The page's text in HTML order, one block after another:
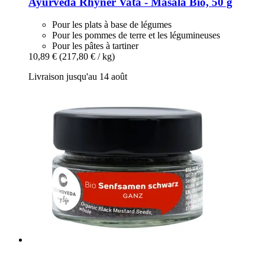
Pour les plats à base de légumes
Pour les pommes de terre et les légumineuses
Pour les pâtes à tartiner
10,89 € (217,80 € / kg)
Livraison jusqu'au 14 août